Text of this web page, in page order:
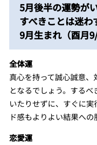
5月後半の運勢が
すべきことは迷わ
9月生まれ（酉
全体運
真心を持って誠心誠意
となるでしょう。する
いたりせずに、すぐに
ド感もよりよい結果への
恋愛運